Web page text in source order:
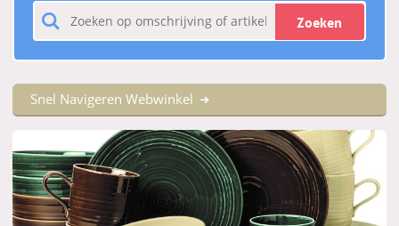
Zoeken
Snel Navigeren Webwinkel